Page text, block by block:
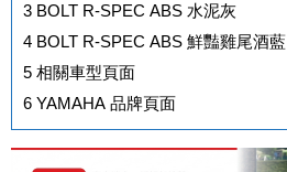
3 BOLT R-SPEC ABS 水泥灰
4 BOLT R-SPEC ABS 鮮豔雞尾酒藍
5 相關車型頁面
6 YAMAHA 品牌頁面